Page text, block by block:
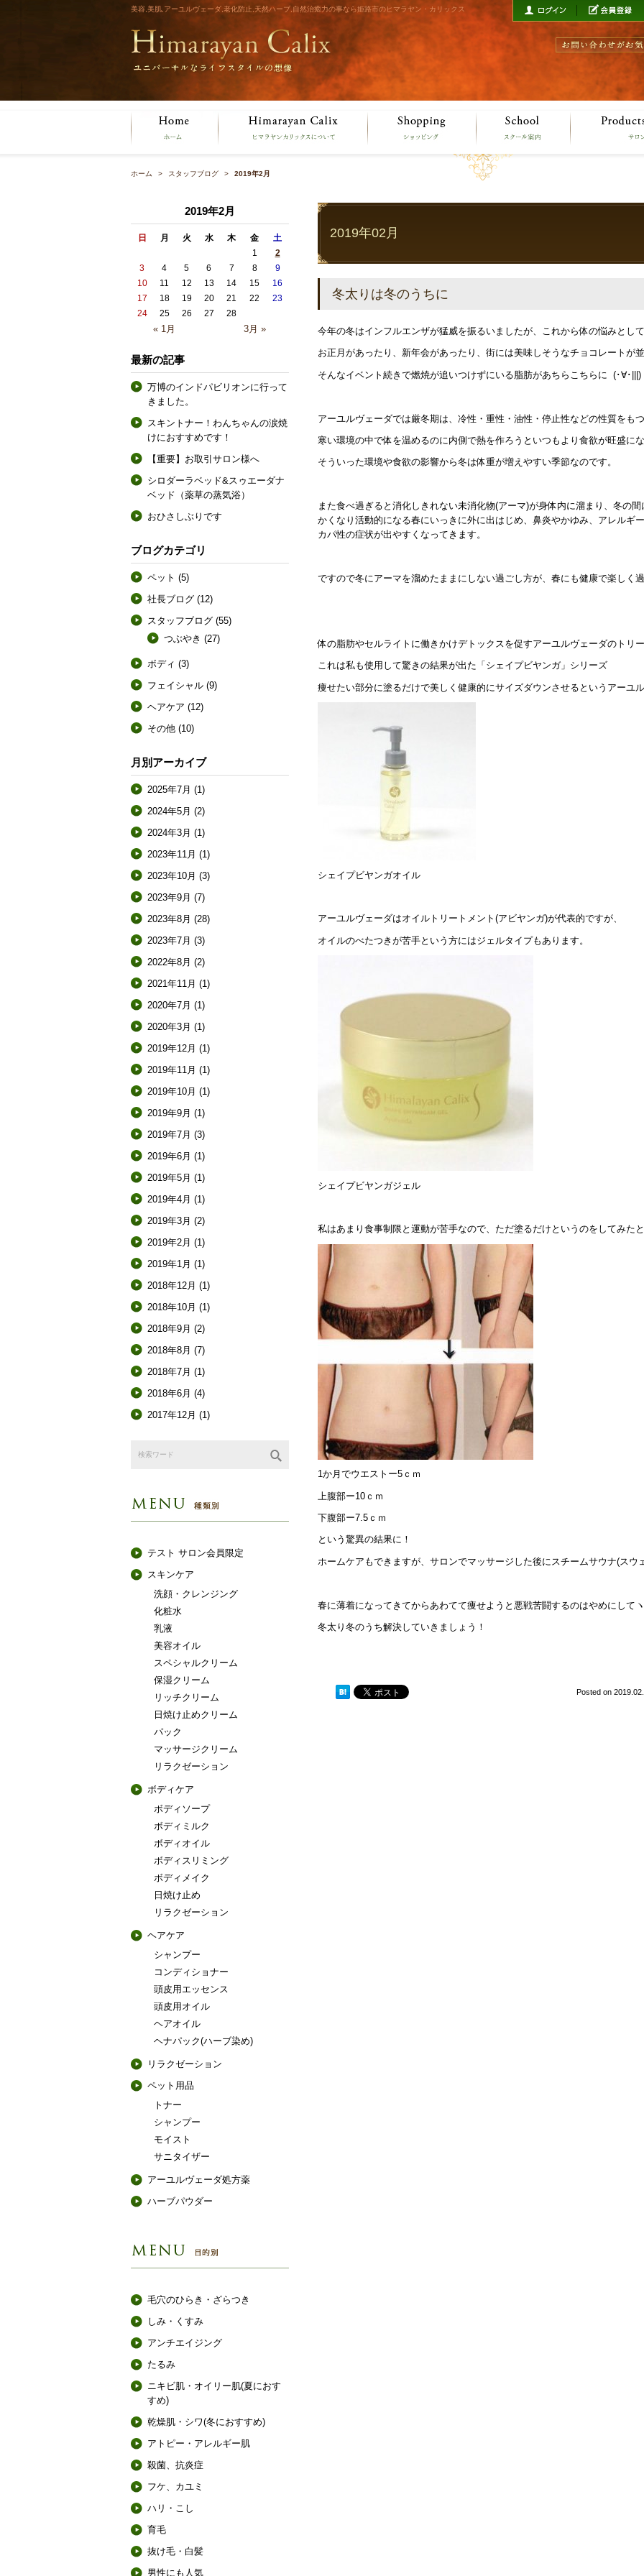
美容,美肌,アーユルヴェーダ,老化防止,天然ハーブ,自然治癒力の事なら姫路市のヒマラヤン・カリックス
ホーム スタッフブログ 2019年2月
2019年02月
冬太りは冬のうちに
今年の冬はインフルエンザが猛威を振るいましたが、これから体の悩みとし
お正月があったり、新年会があったり、街には美味しそうなチョコレートが
そんなイベント続きで燃焼が追いつけずにいる脂肪があちらこちらに (･∀･|||)
アーユルヴェーダでは厳冬期は、冷性・重性・油性・停止性などの性質をも
寒い環境の中で体を温めるのに内側で熱を作ろうといつもより食欲が旺盛に
そういった環境や食欲の影響から冬は体重が増えやすい季節なのです。
また食べ過ぎると消化しきれない未消化物(アーマ)が身体内に溜まり、冬の
かくなり活動的になる春にいっきに外に出はじめ、鼻炎やかゆみ、アレルギ
カパ性の症状が出やすくなってきます。
ですので冬にアーマを溜めたままにしない過ごし方が、春にも健康で楽しく
体の脂肪やセルライトに働きかけデトックスを促すアーユルヴェーダのトリ
これは私も使用して驚きの結果が出た「シェイプビヤンガ」シリーズ
痩せたい部分に塗るだけで美しく健康的にサイズダウンさせるというアーユ
シェイプビヤンガオイル
アーユルヴェーダはオイルトリートメント(アビヤンガ)が代表的ですが、
オイルのべたつきが苦手という方にはジェルタイプもあります。
シェイプビヤンガジェル
私はあまり食事制限と運動が苦手なので、ただ塗るだけというのをしてみた
1か月でウエストー5ｃｍ
上腹部ー10ｃｍ
下腹部ー7.5ｃｍ
という驚異の結果に！
ホームケアもできますが、サロンでマッサージした後にスチームサウナ(スウ
春に薄着になってきてからあわてて痩せようと悪戦苦闘するのはやめにして
冬太り冬のうち解決していきましょう！
Posted on
2019年2月
日 月 火 水 木 金 土
« 1月 3月 »
1
2
3
4 5 6 7 8
9
10
11 12 13 14 15
16
17
18 19 20 21 22
23
24
25 26 27 28
最新の記事
万博のインドパビリオンに行って
きました。
スキントナー！わんちゃんの涙焼
けにおすすめです！
【重要】お取引サロン様へ
シロダーラベッド&スゥエーダナ
ベッド（薬草の蒸気浴）
おひさしぶりです
ブログカテゴリ
ペット (5)
社長ブログ (12)
スタッフブログ (55)
つぶやき (27)
ボディ (3)
フェイシャル (9)
ヘアケア (12)
その他 (10)
月別アーカイブ
2025年7月 (1)
2024年5月 (2)
2024年3月 (1)
2023年11月 (1)
2023年10月 (3)
2023年9月 (7)
2023年8月 (28)
2023年7月 (3)
2022年8月 (2)
2021年11月 (1)
2020年7月 (1)
2020年3月 (1)
2019年12月 (1)
2019年11月 (1)
2019年10月 (1)
2019年9月 (1)
2019年7月 (3)
2019年6月 (1)
2019年5月 (1)
2019年4月 (1)
2019年3月 (2)
2019年2月 (1)
2019年1月 (1)
2018年12月 (1)
2018年10月 (1)
2018年9月 (2)
2018年8月 (7)
2018年7月 (1)
2018年6月 (4)
2017年12月 (1)
種類別
テスト サロン会員限定
スキンケア
洗顔・クレンジング
化粧水
乳液
美容オイル
スペシャルクリーム
保湿クリーム
リッチクリーム
日焼け止めクリーム
パック
マッサージクリーム
リラクゼーション
ボディケア
ボディソープ
ボディミルク
ボディオイル
ボディスリミング
ボディメイク
日焼け止め
リラクゼーション
ヘアケア
シャンプー
コンディショナー
頭皮用エッセンス
頭皮用オイル
ヘアオイル
ヘナパック(ハーブ染め)
リラクゼーション
ペット用品
トナー
シャンプー
モイスト
サニタイザー
アーユルヴェーダ処方薬
ハーブパウダー
目的別
毛穴のひらき・ざらつき
しみ・くすみ
アンチエイジング
たるみ
ニキビ肌・オイリー肌(夏におす
すめ)
乾燥肌・シワ(冬におすすめ)
アトピー・アレルギー肌
殺菌、抗炎症
フケ、カユミ
ハリ・こし
育毛
抜け毛・白髪
男性にも人気